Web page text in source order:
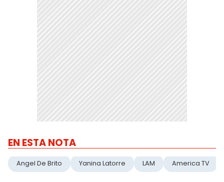
EN ESTA NOTA
Angel De Brito Yanina Latorre LAM America TV